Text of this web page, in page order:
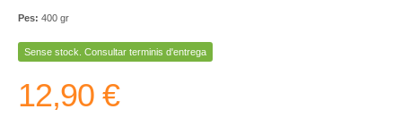
Pes: 400 gr
Sense stock. Consultar terminis d'entrega
12,90 €